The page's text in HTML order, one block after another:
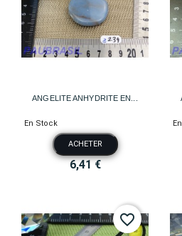
ANGELITE ANHYDRITE EN...
En Stock
ACHETER
6,41 €
favorite_border